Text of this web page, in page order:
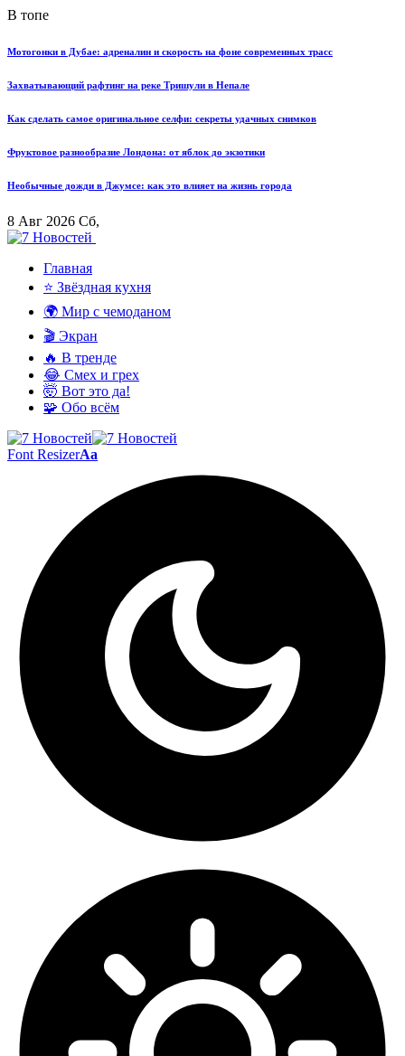
В топе
Мотогонки в Дубае: адреналин и скорость на фоне современных трасс
Захватывающий рафтинг на реке Тришули в Непале
Как сделать самое оригинальное селфи: секреты удачных снимков
Фруктовое разнообразие Лондона: от яблок до экзотики
Необычные дожди в Джумсе: как это влияет на жизнь города
8 Авг 2026 Сб,
Главная
⭐ Звёздная кухня
🌍 Мир с чемоданом
🎬 Экран
🔥 В тренде
😂 Смех и грех
🤯 Вот это да!
🧩 Обо всём
Font ResizerAa